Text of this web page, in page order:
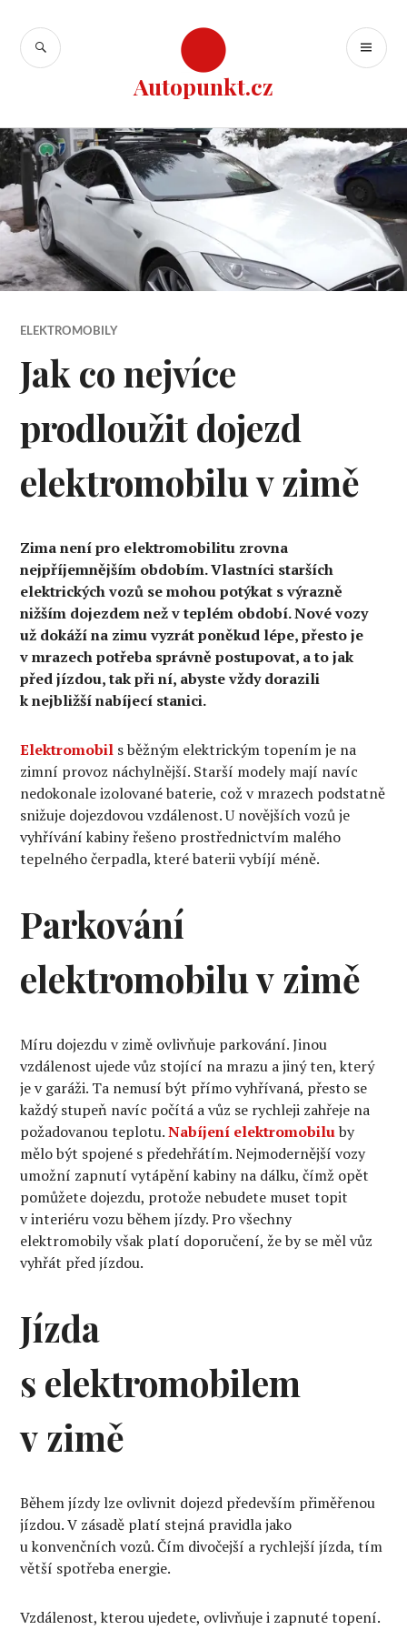
obsahu
Autopunkt.cz
HLEDAT
ELEKTROMOBILY
Jak co nejvíce
prodloužit dojezd
elektromobilu v zimě
Zima není pro elektromobilitu zrovna
nejpříjemnějším obdobím. Vlastníci starších
elektrických vozů se mohou potýkat s výrazně
nižším dojezdem než v teplém období. Nové vozy
už dokáží na zimu vyzrát poněkud lépe, přesto je
v mrazech potřeba správně postupovat, a to jak
před jízdou, tak při ní, abyste vždy dorazili
k nejbližší nabíjecí stanici.
Elektromobil s běžným elektrickým topením je na
zimní provoz náchylnější. Starší modely mají navíc
nedokonale izolované baterie, což v mrazech podstatně
snižuje dojezdovou vzdálenost. U novějších vozů je
vyhřívání kabiny řešeno prostřednictvím malého
tepelného čerpadla, které baterii vybíjí méně.
Parkování
elektromobilu v zimě
Míru dojezdu v zimě ovlivňuje parkování. Jinou
vzdálenost ujede vůz stojící na mrazu a jiný ten, který
je v garáži. Ta nemusí být přímo vyhřívaná, přesto se
každý stupeň navíc počítá a vůz se rychleji zahřeje na
požadovanou teplotu.Nabíjení elektromobiluby
mělo být spojené s předehřátím. Nejmodernější vozy
umožní zapnutí vytápění kabiny na dálku, čímž opět
pomůžete dojezdu, protože nebudete muset topit
v interiéru vozu během jízdy. Pro všechny
elektromobily však platí doporučení, že by se měl vůz
vyhřát před jízdou.
Jízda
s elektromobilem
v zimě
Během jízdy lze ovlivnit dojezd především přiměřenou
jízdou. V zásadě platí stejná pravidla jako
u konvenčních vozů. Čím divočejší a rychlejší jízda, tím
větší spotřeba energie.
Vzdálenost, kterou ujedete, ovlivňuje i zapnuté topení.